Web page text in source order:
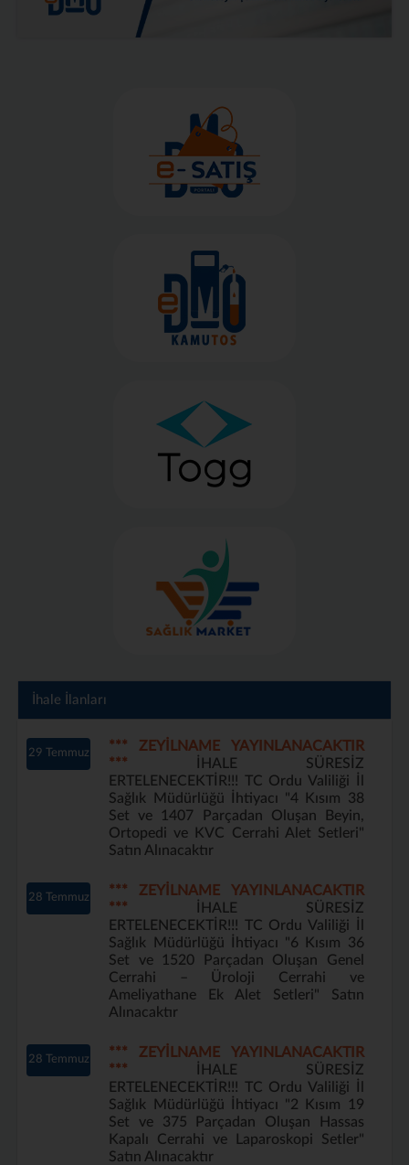
İhale İlanları
29 Temmuz
*** ZEYİLNAME YAYINLANACAKTIR
***
İHALE SÜRESİZ
ERTELENECEKTİR!!! TC Ordu Valiliği İl
Sağlık Müdürlüğü İhtiyacı "4 Kısım 38
Set ve 1407 Parçadan Oluşan Beyin,
Ortopedi ve KVC Cerrahi Alet Setleri"
Satın Alınacaktır
28 Temmuz
*** ZEYİLNAME YAYINLANACAKTIR
***
İHALE SÜRESİZ
ERTELENECEKTİR!!! TC Ordu Valiliği İl
Sağlık Müdürlüğü İhtiyacı "6 Kısım 36
Set ve 1520 Parçadan Oluşan Genel
Cerrahi – Üroloji Cerrahi ve
Ameliyathane Ek Alet Setleri" Satın
Alınacaktır
28 Temmuz
*** ZEYİLNAME YAYINLANACAKTIR
***
İHALE SÜRESİZ
ERTELENECEKTİR!!! TC Ordu Valiliği İl
Sağlık Müdürlüğü İhtiyacı "2 Kısım 19
Set ve 375 Parçadan Oluşan Hassas
Kapalı Cerrahi ve Laparoskopi Setler"
Satın Alınacaktır